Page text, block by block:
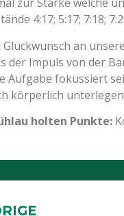
4:17; 5:17; 7:18;
Glückwunsch an
der Impuls von der
Aufgabe fokussiert
körperlich
holten Punkte: